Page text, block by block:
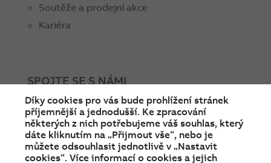
Soutěže a prodejní akce
Kariéra
SPOJTE SE S NÁMI
facebookinstagramLinkedintwitteryoutube
Díky cookies pro vás bude prohlížení stránek
příjemnější a jednodušší. Ke zpracování
některých z nich potřebujeme váš souhlas, který
dáte kliknutím na „Přijmout vše“, nebo je
můžete odsouhlasit jednotlivě v „Nastavit
cookies“. Více informací o cookies a jejich